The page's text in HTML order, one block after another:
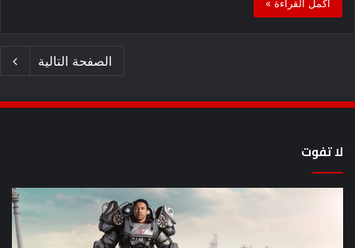
أكمل القراءة »
الصفحة التالية
لا تفوت